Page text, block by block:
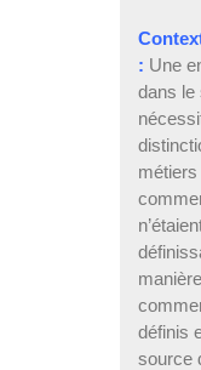
: Une
dans le
définis
source